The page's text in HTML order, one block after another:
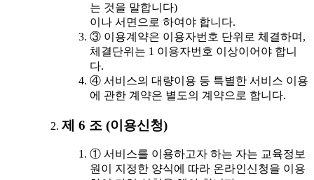
는 것을 말합니다)
이나 서면으로 하여야 합니다.
③ 이용계약은 이용자번호 단위로 체결하며,
체결단위는 1 이용자번호 이상이어야 합니
다.
④ 서비스의 대량이용 등 특별한 서비스 이용
에 관한 계약은 별도의 계약으로 합니다.
제 6 조 (이용신청)
① 서비스를 이용하고자 하는 자는 교육정보
원이 지정한 양식에 따라 온라인신청을 이용